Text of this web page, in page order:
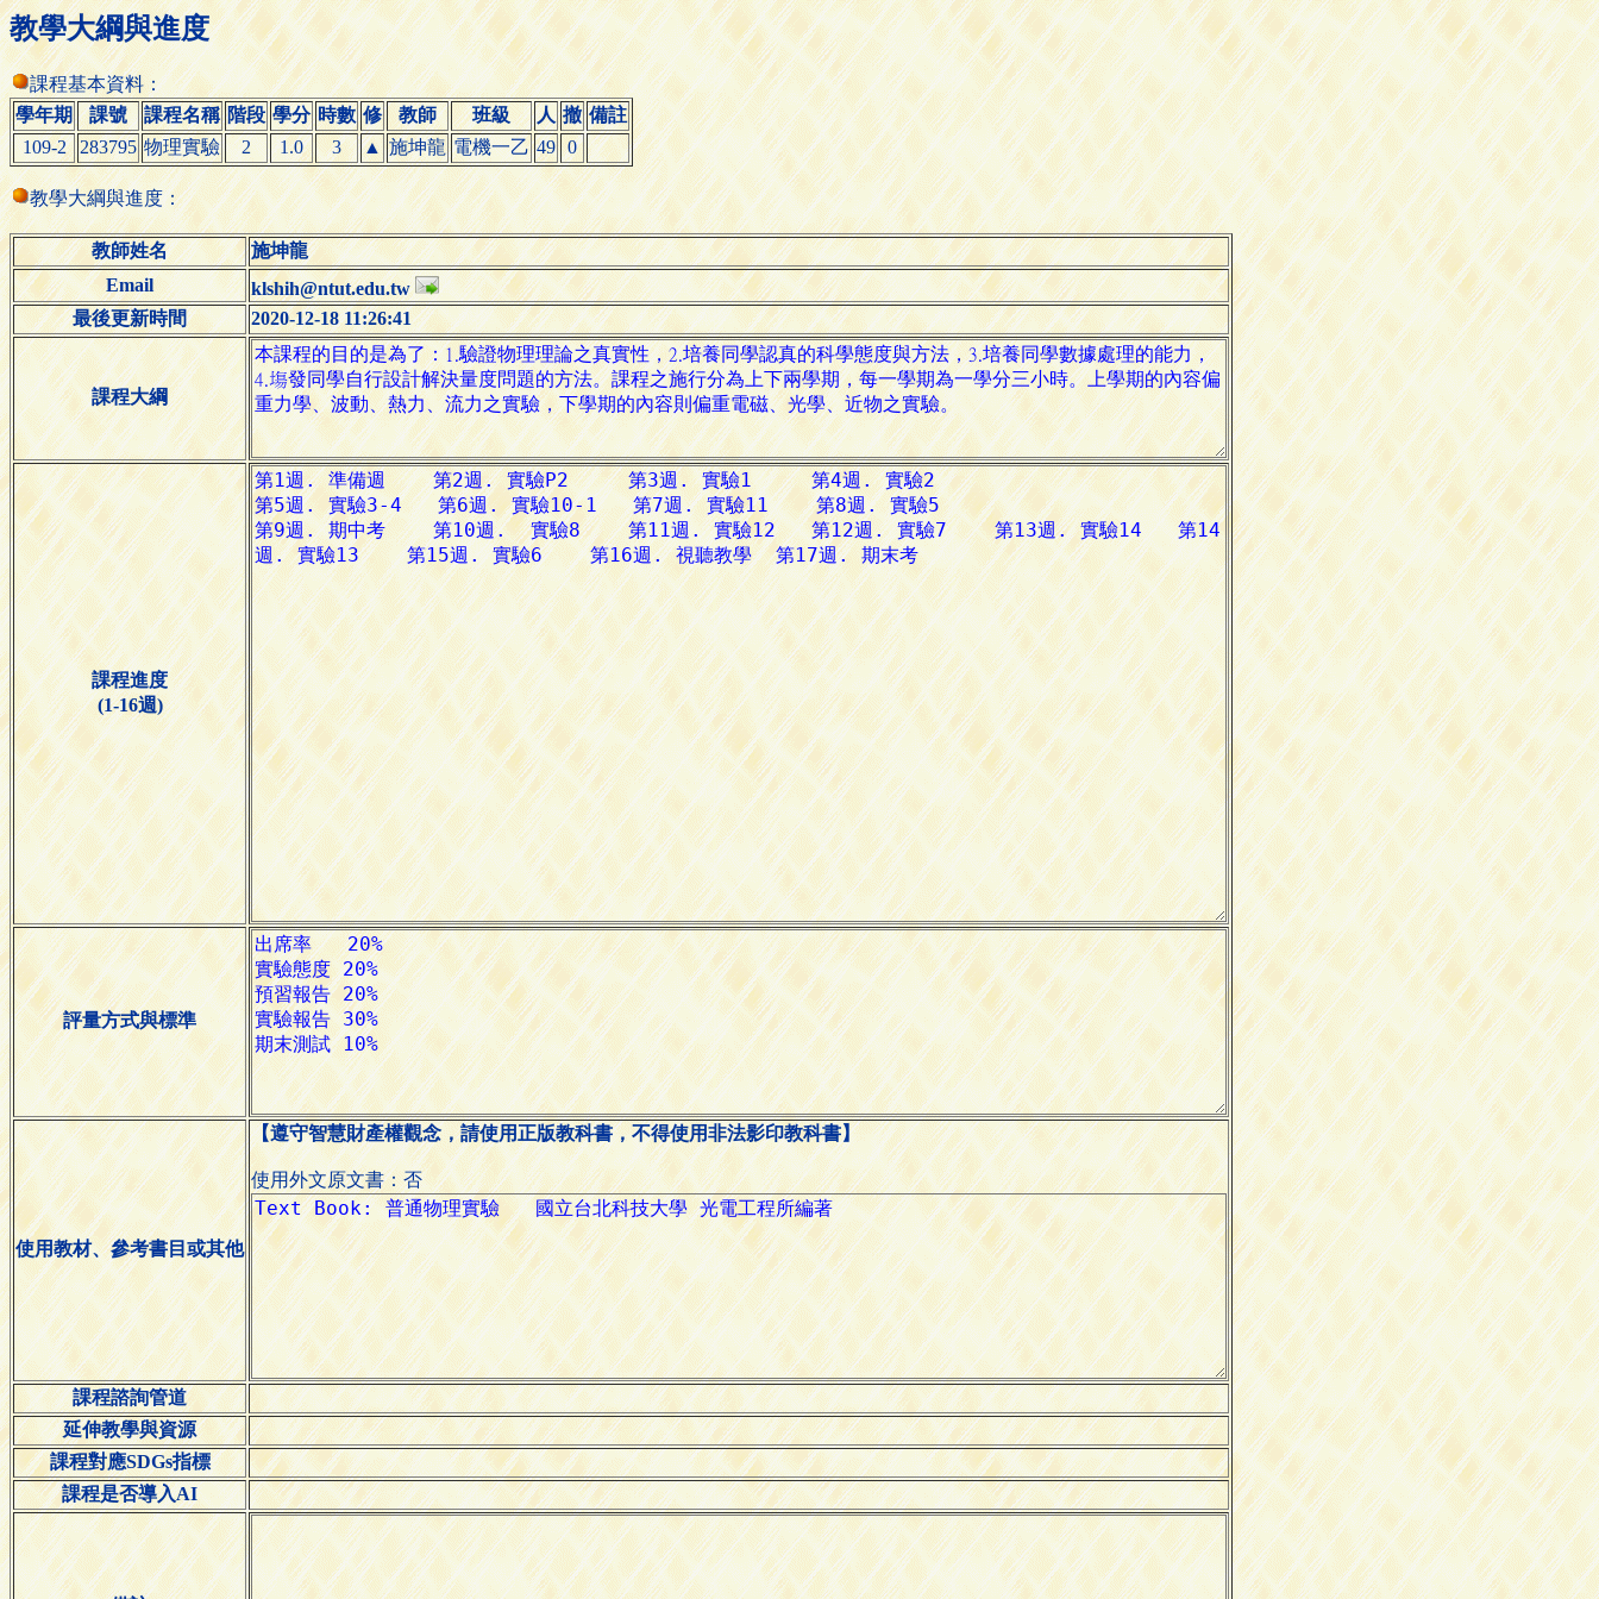
教學大綱與進度
課程基本資料：
學年期
課號 課程名稱 階段 學分 時數 修 教師 班級 人 撤 備註
109-2
283795 物理實驗 2 1.0 3 ▲ 施坤龍 電機一乙 49 0
教學大綱與進度：
教師姓名
施坤龍
Email
klshih@ntut.edu.tw
最後更新時間
2020-12-18 11:26:41
課程大綱
課程進度
(1-16週)
評量方式與標準
使用教材、參考書目或其他
【遵守智慧財產權觀念，請使用正版教科書，不得使用非法影印教科書】
使用外文原文書：否
課程諮詢管道
延伸教學與資源
課程對應SDGs指標
課程是否導入AI